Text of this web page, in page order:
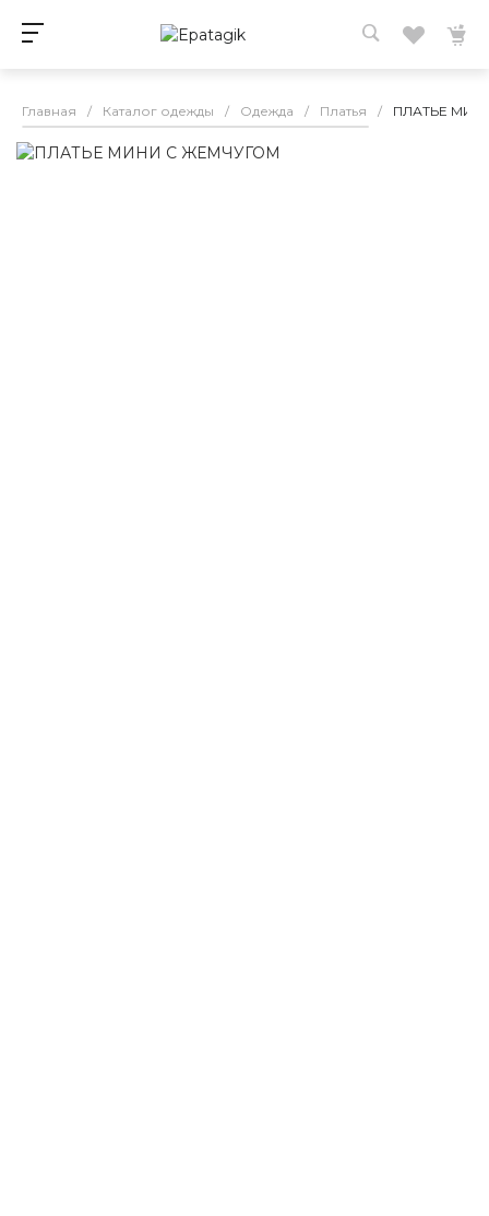
Главная / Каталог одежды / Одежда / Платья / ПЛАТЬЕ